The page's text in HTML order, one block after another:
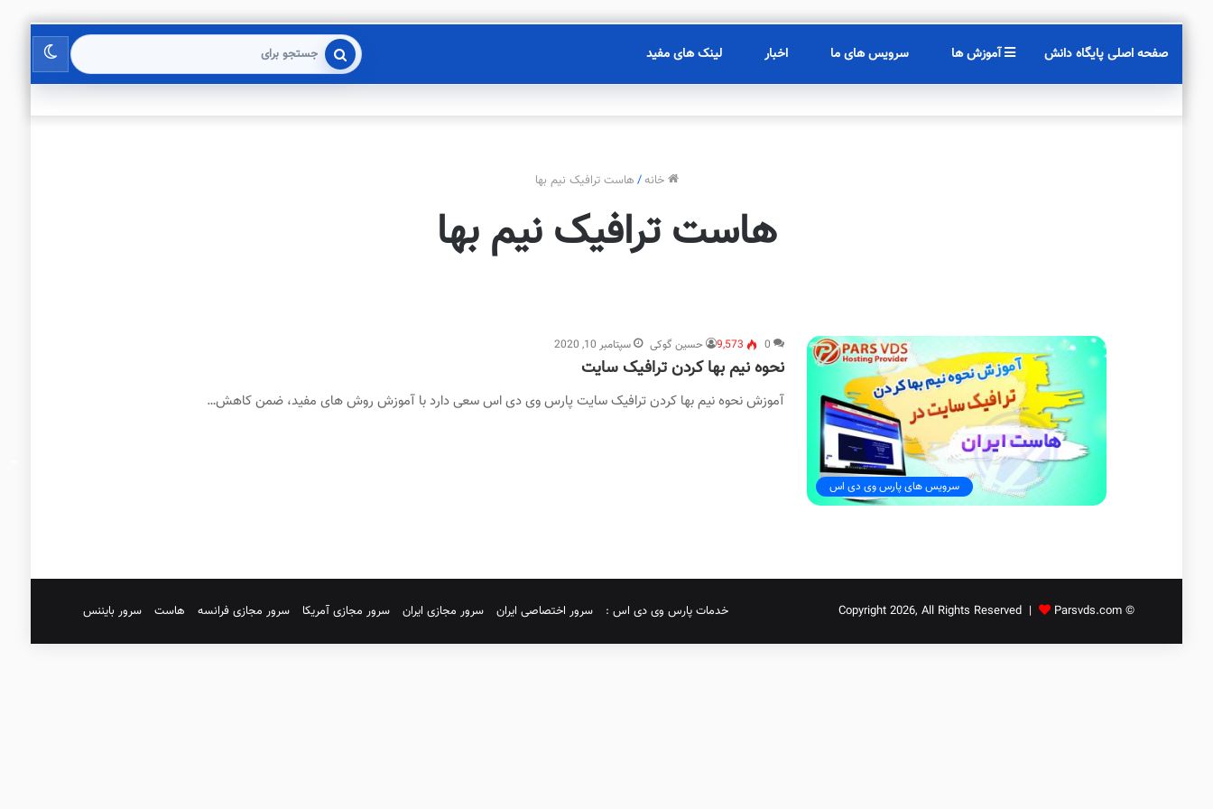
لینک های مفید اخبار سرویس های ما آموزش ها صفحه اصلی پایگاه دانش جستجو
برای
تغییر
پوسته
خانه/ هاست ترافیک نیم بها
هاست ترافیک نیم بها
سرویس های پارس وی دی اس
حسین گوکی سپتامبر 10, 2020 0
9,573
نحوه نیم بها کردن ترافیک سایت
آموزش نحوه نیم بها کردن ترافیک سایت پارس وی دی اس سعی دارد با آموزش روش های مفید، ضمن کاهش…
© Copyright 2026, All Rights Reserved |
Parsvds.com خدمات پارس وی دی اس : سرور اختصاصی ایران سرور مجازی ایران سرور مجازی آمریکا سرور مجازی فرانسه هاست سرور بایننس